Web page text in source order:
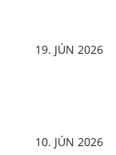
19. JÚN 2026
10. JÚN 2026